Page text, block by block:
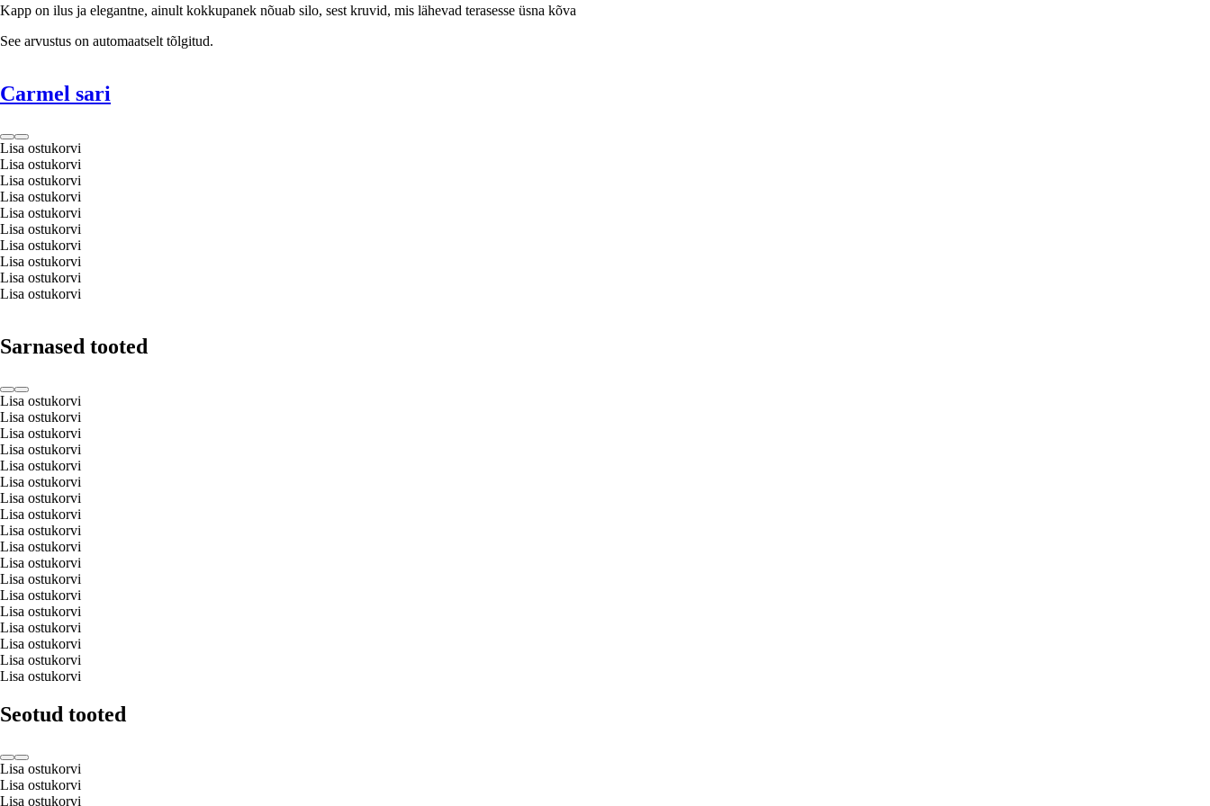
Kapp on ilus ja elegantne, ainult kokkupanek nõuab silo, sest kruvid, mis lähevad terasesse üsna kõva
See arvustus on automaatselt tõlgitud.
Carmel sari
Lisa ostukorvi
Lisa ostukorvi
Lisa ostukorvi
Lisa ostukorvi
Lisa ostukorvi
Lisa ostukorvi
Lisa ostukorvi
Lisa ostukorvi
Lisa ostukorvi
Lisa ostukorvi
Sarnased tooted
Lisa ostukorvi
Lisa ostukorvi
Lisa ostukorvi
Lisa ostukorvi
Lisa ostukorvi
Lisa ostukorvi
Lisa ostukorvi
Lisa ostukorvi
Lisa ostukorvi
Lisa ostukorvi
Lisa ostukorvi
Lisa ostukorvi
Lisa ostukorvi
Lisa ostukorvi
Lisa ostukorvi
Lisa ostukorvi
Lisa ostukorvi
Lisa ostukorvi
Seotud tooted
Lisa ostukorvi
Lisa ostukorvi
Lisa ostukorvi